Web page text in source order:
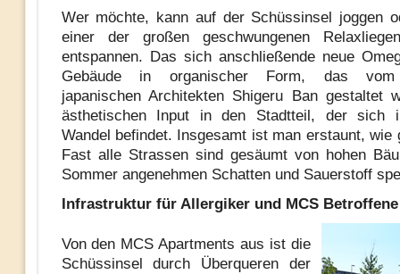
Wer möchte, kann auf der Schüssinsel joggen
einer der großen geschwungenen
entspannen. Das sich anschließende neue
Gebäude in organischer Form, das vom
japanischen Architekten Shigeru Ban gestaltet
ästhetischen Input in den Stadtteil, der sich
Wandel befindet. Insgesamt ist man erstaunt, wie
Fast alle Strassen sind gesäumt von hohen
Sommer angenehmen Schatten und Sauerstoff
Infrastruktur für Allergiker und MCS Betroffene
Von den MCS Apartments aus ist die
Schüssinsel durch Überqueren der